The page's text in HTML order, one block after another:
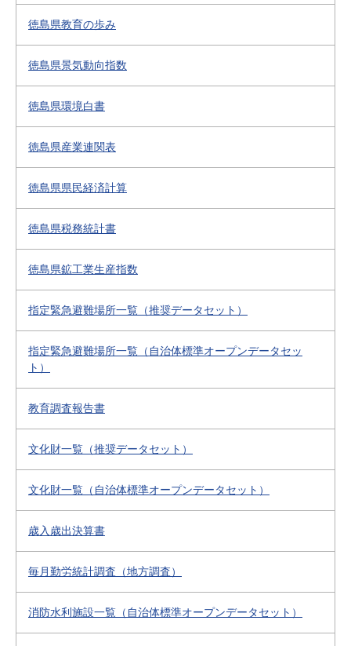
徳島県教育の歩み
徳島県景気動向指数
徳島県環境白書
徳島県産業連関表
徳島県県民経済計算
徳島県税務統計書
徳島県鉱工業生産指数
指定緊急避難場所一覧（推奨データセット）
指定緊急避難場所一覧（自治体標準オープンデータセッ
ト）
教育調査報告書
文化財一覧（推奨データセット）
文化財一覧（自治体標準オープンデータセット）
歳入歳出決算書
毎月勤労統計調査（地方調査）
消防水利施設一覧（自治体標準オープンデータセット）